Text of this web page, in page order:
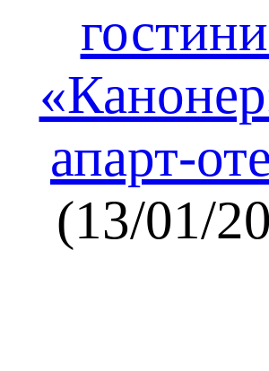
апарт-
(13/01/